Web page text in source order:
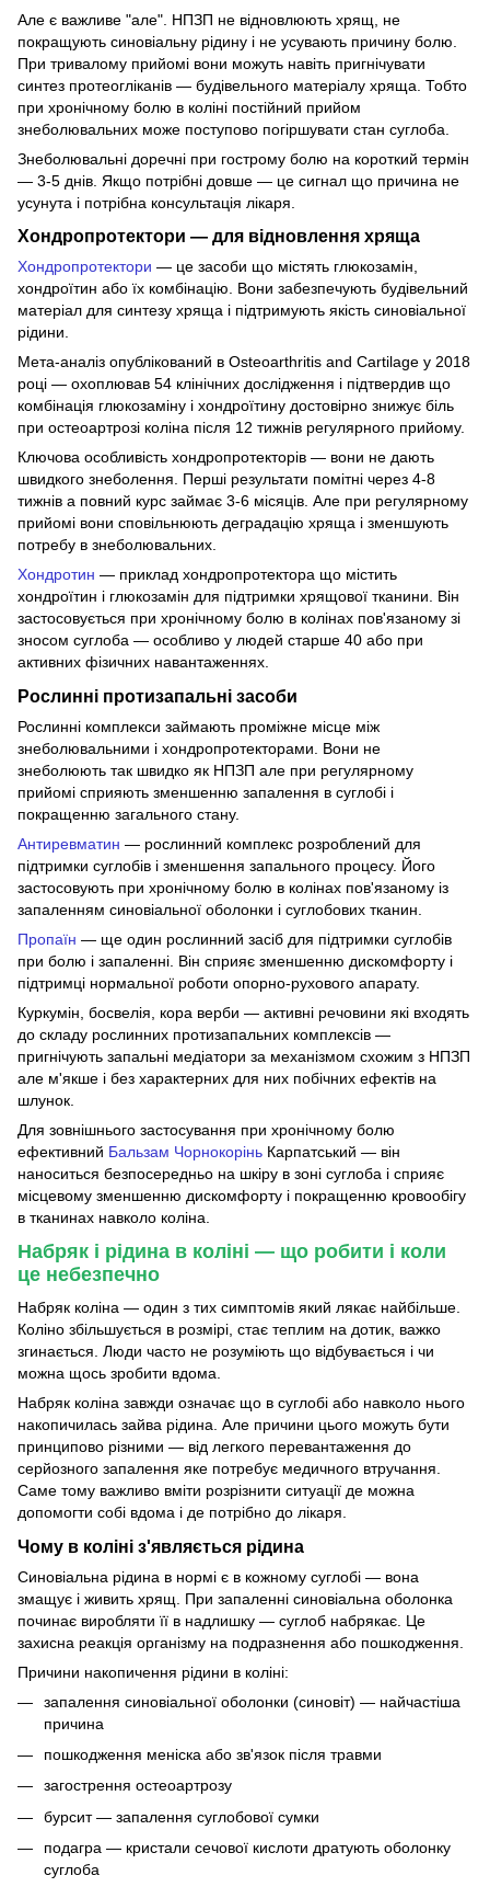
Але є важливе "але". НПЗП не відновлюють хрящ, не
покращують синовіальну рідину і не усувають причину болю.
При тривалому прийомі вони можуть навіть пригнічувати
синтез протеогліканів — будівельного матеріалу хряща. Тобто
при хронічному болю в коліні постійний прийом
знеболювальних може поступово погіршувати стан суглоба.
Знеболювальні доречні при гострому болю на короткий термін
— 3-5 днів. Якщо потрібні довше — це сигнал що причина не
усунута і потрібна консультація лікаря.
Хондропротектори — для відновлення хряща
Хондропротектори — це засоби що містять глюкозамін,
хондроїтин або їх комбінацію. Вони забезпечують будівельний
матеріал для синтезу хряща і підтримують якість синовіальної
рідини.
Мета-аналіз опублікований в Osteoarthritis and Cartilage у 2018
році — охоплював 54 клінічних дослідження і підтвердив що
комбінація глюкозаміну і хондроїтину достовірно знижує біль
при остеоартрозі коліна після 12 тижнів регулярного прийому.
Ключова особливість хондропротекторів — вони не дають
швидкого знеболення. Перші результати помітні через 4-8
тижнів а повний курс займає 3-6 місяців. Але при регулярному
прийомі вони сповільнюють деградацію хряща і зменшують
потребу в знеболювальних.
Хондротин — приклад хондропротектора що містить
хондроїтин і глюкозамін для підтримки хрящової тканини. Він
застосовується при хронічному болю в колінах пов'язаному зі
зносом суглоба — особливо у людей старше 40 або при
активних фізичних навантаженнях.
Рослинні протизапальні засоби
Рослинні комплекси займають проміжне місце між
знеболювальними і хондропротекторами. Вони не
знеболюють так швидко як НПЗП але при регулярному
прийомі сприяють зменшенню запалення в суглобі і
покращенню загального стану.
Антиревматин — рослинний комплекс розроблений для
підтримки суглобів і зменшення запального процесу. Його
застосовують при хронічному болю в колінах пов'язаному із
запаленням синовіальної оболонки і суглобових тканин.
Пропаїн — ще один рослинний засіб для підтримки суглобів
при болю і запаленні. Він сприяє зменшенню дискомфорту і
підтримці нормальної роботи опорно-рухового апарату.
Куркумін, босвелія, кора верби — активні речовини які входять
до складу рослинних протизапальних комплексів —
пригнічують запальні медіатори за механізмом схожим з НПЗП
але м'якше і без характерних для них побічних ефектів на
шлунок.
Для зовнішнього застосування при хронічному болю
ефективний Бальзам Чорнокорінь Карпатський — він
наноситься безпосередньо на шкіру в зоні суглоба і сприяє
місцевому зменшенню дискомфорту і покращенню кровообігу
в тканинах навколо коліна.
Набряк і рідина в коліні — що робити і коли
це небезпечно
Набряк коліна — один з тих симптомів який лякає найбільше.
Коліно збільшується в розмірі, стає теплим на дотик, важко
згинається. Люди часто не розуміють що відбувається і чи
можна щось зробити вдома.
Набряк коліна завжди означає що в суглобі або навколо нього
накопичилась зайва рідина. Але причини цього можуть бути
принципово різними — від легкого перевантаження до
серйозного запалення яке потребує медичного втручання.
Саме тому важливо вміти розрізнити ситуації де можна
допомогти собі вдома і де потрібно до лікаря.
Чому в коліні з'являється рідина
Синовіальна рідина в нормі є в кожному суглобі — вона
змащує і живить хрящ. При запаленні синовіальна оболонка
починає виробляти її в надлишку — суглоб набрякає. Це
захисна реакція організму на подразнення або пошкодження.
Причини накопичення рідини в коліні:
запалення синовіальної оболонки (синовіт) — найчастіша
причина
пошкодження меніска або зв'язок після травми
загострення остеоартрозу
бурсит — запалення суглобової сумки
подагра — кристали сечової кислоти дратують оболонку
суглоба